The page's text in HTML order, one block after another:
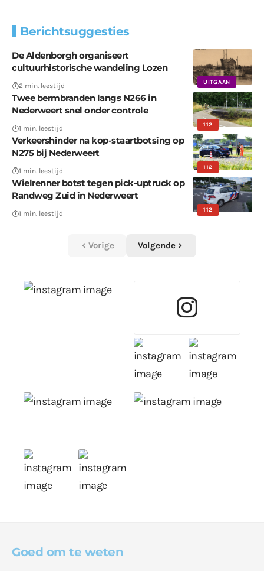
Berichtsuggesties
UITGAAN
De Aldenborgh organiseert
cultuurhistorische wandeling Lozen
2 min. leestijd
112
Twee bermbranden langs N266 in
Nederweert snel onder controle
1 min. leestijd
112
Verkeershinder na kop-staartbotsing op
N275 bij Nederweert
1 min. leestijd
112
Wielrenner botst tegen pick-uptruck op
Randweg Zuid in Nederweert
1 min. leestijd
Vorige Volgende
Goed om te weten